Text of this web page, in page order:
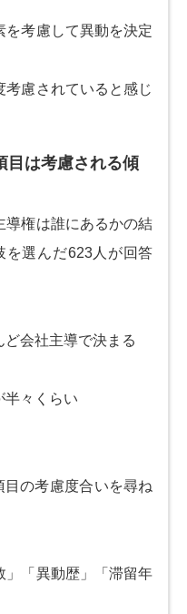
を考慮して異動を決定
慮されていると感じ
目は考慮される傾
導権は誰にあるかの結
を選んだ623人が回答
ど会社主導で決まる
半々くらい
の考慮度合いを尋ね
」「異動歴」「滞留年